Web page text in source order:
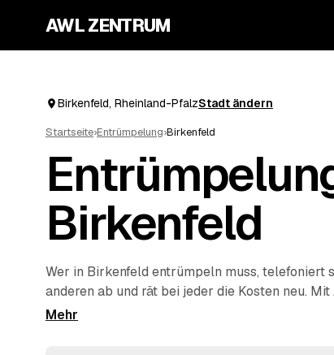
AWL ZENTRUM
Birkenfeld, Rheinland-PfalzStadt ändern
Startseite›Entrümpelung›Birkenfeld
Birkenfeld
Wer in Birkenfeld entrümpeln muss, telefoniert
anderen ab und rät bei jeder die Kosten neu.
Vorhaben ein einziges Mal – Keller, Dachboden,